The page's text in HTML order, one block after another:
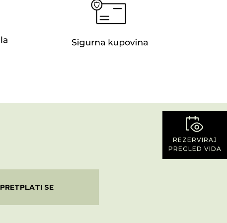
REZERVIRAJ
PREGLED VIDA
PRETPLATI SE